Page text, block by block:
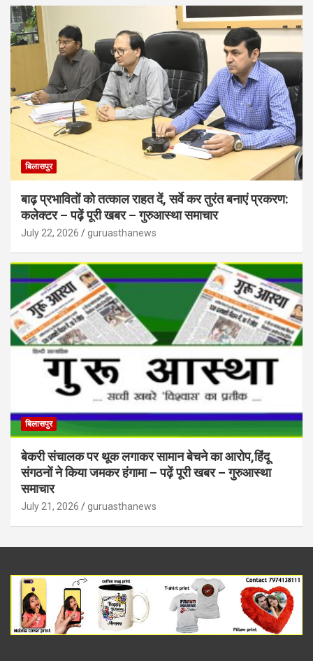
बिलासपुर
बाढ़ प्रभावितों को तत्काल राहत दें, सर्वे कर तुरंत बनाएं प्रकरण:
कलेक्टर – पढ़ें पूरी खबर – गुरुआस्था समाचार
July 22, 2026 guruasthanews
बिलासपुर
बेकरी संचालक पर थूक लगाकर सामान बेचने का आरोप,हिंदू
संगठनों ने किया जमकर हंगामा – पढ़ें पूरी खबर – गुरुआस्था
समाचार
July 21, 2026 guruasthanews